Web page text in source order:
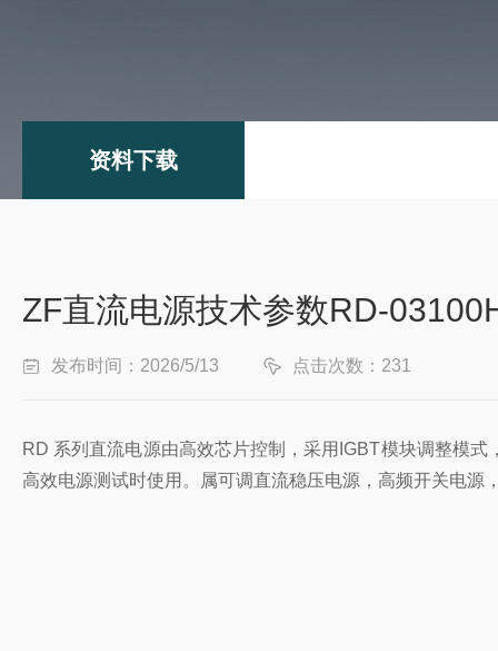
资料下载
ZF直流电源技术参数RD-
发布时间：2026/5/13 点击次数：231
RD 系列直流电源由高效芯片控制，采用IGBT模块调整模
高效电源测试时使用。属可调直流稳压电源，高频开关电源